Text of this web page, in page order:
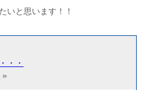
いと思います！！
・・
»